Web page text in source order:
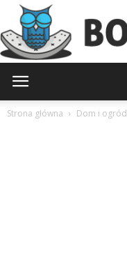
Strona główna Dom i ogród